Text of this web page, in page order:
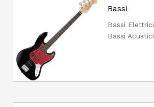
Bassi
Bassi Elettrici
Bassi Acustici